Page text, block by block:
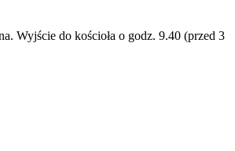
Wyjście do kościoła o godz. 9.40 (przed 3